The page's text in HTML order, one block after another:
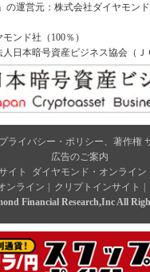
の運営元：株式会社ダイヤモン
ンド社（100％）
日本暗号資産ビジネス協会（Ｊ
プライバシー・ポリシー、著作権
広告のご案内
イト
ダイヤモンド・オンライン
ンライン
クリプトインサイト
Financial Research,Inc All